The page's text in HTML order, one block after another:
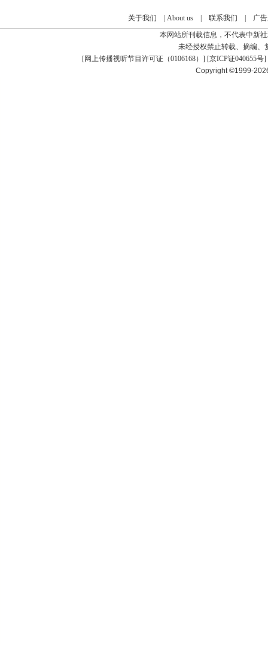
关于我们 About us| 联系我们
广
本网站所刊载信息，不代表中新
未经授权禁止转载、摘编、
[网上传播视听节目许可证（0106168） ] [京ICP证040655号]
Copyright ©1999-